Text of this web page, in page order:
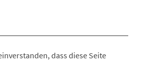
dass diese Seite